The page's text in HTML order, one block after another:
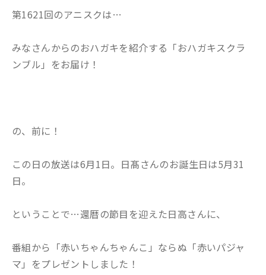
第1621回のアニスクは…
みなさんからのおハガキを紹介する「おハガキスクラ
ンブル」をお届け！
の、前に！
この日の放送は6月1日。日髙さんのお誕生日は5月31
日。
ということで…還暦の節目を迎えた日高さんに、
番組から「赤いちゃんちゃんこ」ならぬ「赤いパジャ
マ」をプレゼントしました！